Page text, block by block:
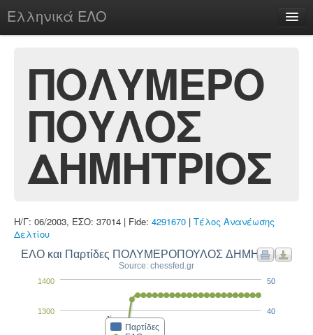
Ελληνικά ΕΛΟ
chesstu.be @ discord
Login
ΠΟΛΥΜΕΡΟ
ΠΟΥΛΟΣ
ΔΗΜΗΤΡΙΟΣ
Η/Γ: 06/2003, ΕΣΟ: 37014 | Fide: 4291670 | Τέλος Ανανέωσης
Δελτίου
ΕΛΟ και Παρτίδες ΠΟΛΥΜΕΡΟΠΟΥΛΟΣ ΔΗΜΗΤΡΙΟΣ
Source: chessfed.gr
Παρτίδες
1300
1400
40
50